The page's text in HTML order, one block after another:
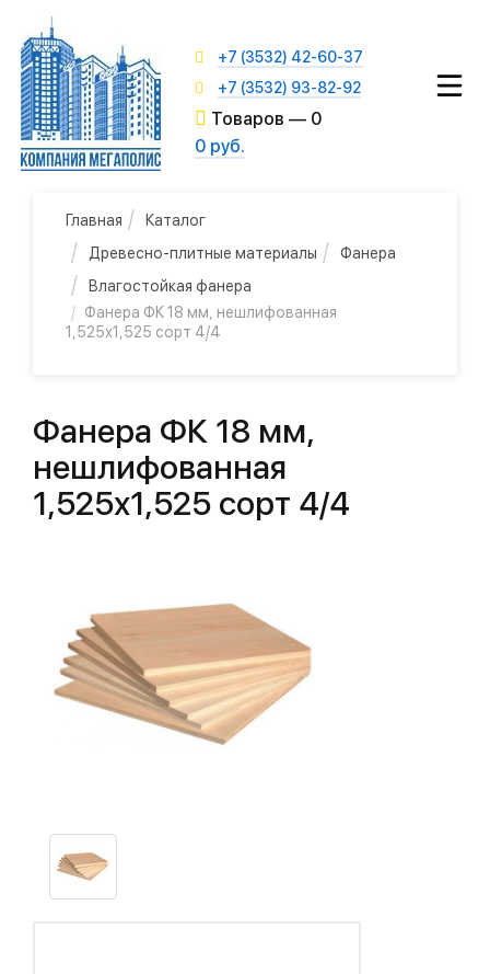
+7 (3532) 42-60-37
+7 (3532) 93-82-92
Товаров — 0
0 руб.
Главная
Каталог
Древесно-плитные материалы
Фанера
Влагостойкая фанера
Фанера ФК 18 мм, нешлифованная
1,525х1,525 сорт 4/4
Фанера ФК 18 мм,
нешлифованная
1,525х1,525 сорт 4/4